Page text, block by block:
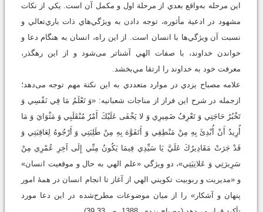
اين مرحله به‌واقع بعدي از مرحلة اول و مکمل آن است. يکي از نکات
مشهود در ادعية مأثوره، توجه دادن به ويژگي‌هاي ذات باري‌تعالي و
نسبت آن ويژگي‌ها با انسان است. از اين راه، انسان به هنگام دعا و
خواندن خداوند، با صفات الهي آشناتر می‌شود و از اين رهگذر،
معرفت خود به خداوند را ارتقا مي‌بخشد.
علامه مصباح يزدي در موارد متعددي به اين نکتة مهم توجه می‌دهد؛
ازجمله در شرح این فراز از مناجات شعبانيه: «وَ تَعْلَمُ مَا فِي نَفْسِي وَ
تَخْبُرُ حَاجَتِي وَ تَعْرِفُ ضَمِيرِي وَ لا يَخْفَى عَلَيْكَ أَمْرُ مُنْقَلَبِي وَ مَثْوَايَ وَ مَا
أُرِيدُ أَنْ أُبْدِئَ بِهِ مِنْ مَنْطِقِي وَ أَتَفَوَّهَ بِهِ مِنْ طَلِبَتِي وَ أَرْجُوهُ لِعَاقِبَتِي وَ
قَدْ جَرَتْ مَقَادِيرُكَ عَلَيَّ يَا سَيِّدِي فِيمَا يَكُونُ مِنِّي إِلَى آخِرِ عُمْرِي مِنْ
سَرِيرَتِي وَ عَلانِيَتِي»، دو ويژگي «علم الهي به حال و موقعيت انسان»
و «مديريت و ربوبيت تکويني الهي از آغاز تا انجام انسان در همۀ امور
پنهان و آشکار» را از میان موضوعات مطرح‌شده در اين دعا مورد